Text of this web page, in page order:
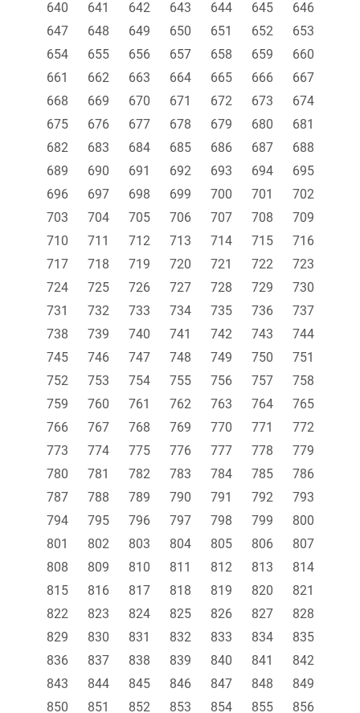
640
641 642 643 644 645
646
647
648 649 650 651 652
653
654
655 656 657 658 659
660
661
662 663 664 665 666
667
668
669 670 671 672 673
674
675
676 677 678 679 680
681
682
683 684 685 686 687
688
689
690 691 692 693 694
695
696
697 698 699 700 701
702
703
704 705 706 707 708
709
710
711 712 713 714 715
716
717
718 719 720 721 722
723
724
725 726 727 728 729
730
731
732 733 734 735 736
737
738
739 740 741 742 743
744
745
746 747 748 749 750
751
752
753 754 755 756 757
758
759
760 761 762 763 764
765
766
767 768 769 770 771
772
773
774 775 776 777 778
779
780
781 782 783 784 785
786
787
788 789 790 791 792
793
794
795 796 797 798 799
800
801
802 803 804 805 806
807
808
809 810 811 812 813
814
815
816 817 818 819 820
821
822
823 824 825 826 827
828
829
830 831 832 833 834
835
836
837 838 839 840 841
842
843
844 845 846 847 848
849
850
851 852 853 854 855 856